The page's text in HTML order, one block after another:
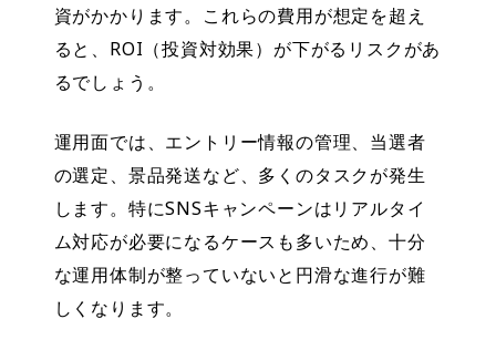
資がかかります。これらの費用が想定を超え
ると、ROI（投資対効果）が下がるリスクがあ
るでしょう。
運用面では、エントリー情報の管理、当選者
の選定、景品発送など、多くのタスクが発生
します。特にSNSキャンペーンはリアルタイ
ム対応が必要になるケースも多いため、十分
な運用体制が整っていないと円滑な進行が難
しくなります。